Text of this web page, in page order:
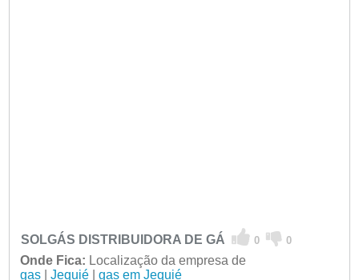
SOLGÁS DISTRIBUIDORA DE GÁ 0 0
Onde Fica: Localização da empresa de
gas| Jequié| gas em Jequié